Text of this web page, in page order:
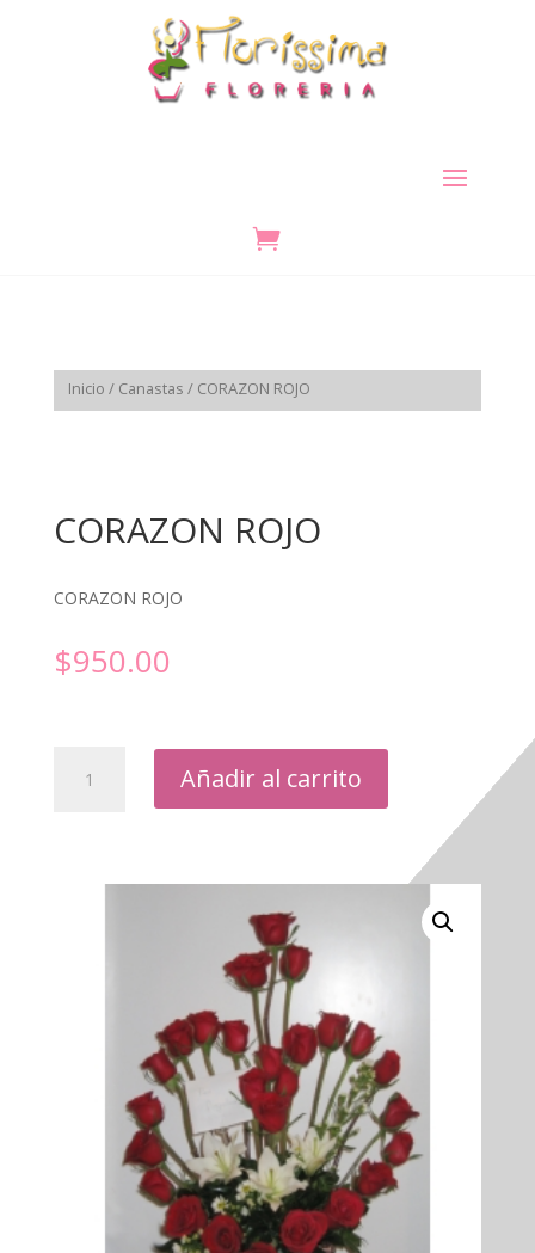

Inicio / Canastas / CORAZON ROJO
CORAZON ROJO
CORAZON ROJO
$950.00
ROJO
Añadir al carrito